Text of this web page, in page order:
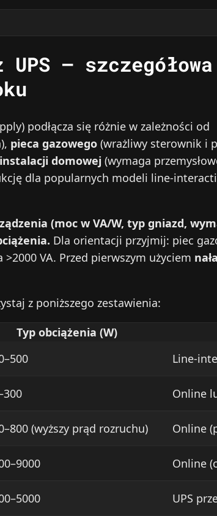
– szczegółowa
podłącza się różnie w zależności od
pieca gazowego (wrażliwy sterownik i
instalacji domowej (wymaga
dla popularnych modeli line-
(moc w VA/W, typ gniazd,
Dla orientacji przyjmij: piec
VA. Przed pierwszym użyciem
z poniższego zestawienia:
Typ obciążenia (W)
Line-
Online
(wyższy prąd rozruchu) Online
Online
UPS